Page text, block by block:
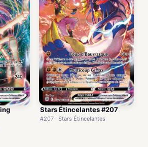
Stars Étincelantes #207
#207 · Stars Étincelantes